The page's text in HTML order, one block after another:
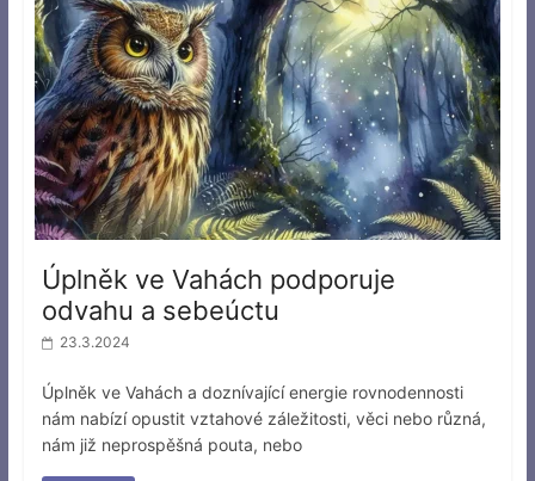
Úplněk ve Vahách podporuje
odvahu a sebeúctu
23.3.2024
Úplněk ve Vahách a doznívající energie rovnodennosti
nám nabízí opustit vztahové záležitosti, věci nebo různá,
nám již neprospěšná pouta, nebo